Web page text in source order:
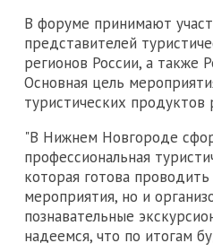
В форуме принимают
представителей
регионов России, а также
Основная цель
туристических продуктов
"В Нижнем Новгороде
профессиональная
которая готова
мероприятия, но и
познавательные
надеемся, что по итогам